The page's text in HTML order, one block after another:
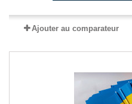
Ajouter au comparateur